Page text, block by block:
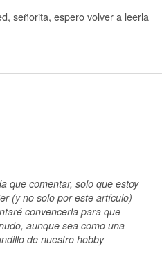
señorita, espero volver a leerla
que comentar, solo que estoy
(y no solo por este artículo)
convencerla para que
aunque sea como una
de nuestro hobby